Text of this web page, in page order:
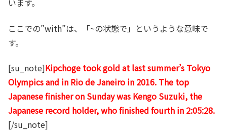
います。
ここでの”with”は、「~の状態で」というような意味で
す。
[su_note]Kipchoge took gold at last summer’s Tokyo
Olympics and in Rio de Janeiro in 2016. The top
Japanese finisher on Sunday was Kengo Suzuki, the
Japanese record holder, who finished fourth in 2:05:28.
[/su_note]